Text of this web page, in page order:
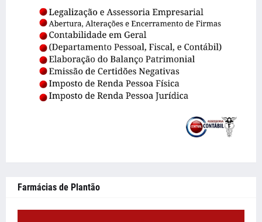
Farmácias de Plantão